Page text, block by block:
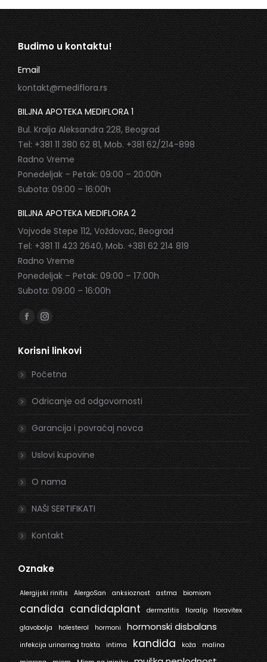
Budimo u kontaktu!
Email
kontakt@mediflora.rs
BILJNA APOTEKA MEDIFLORA 1
Bul. Kralja Aleksandra 228, Beograd
Tel: +381 11 380 62 81, Mob. +381 62/214-898
Radno Vreme
Ponedeljak – Petak: 09:00 – 20:00h
Subota: 09:00 – 16:00h
BILJNA APOTEKA MEDIFLORA 2
Vojvode Stepe 112, Voždovac, Beograd
Tel: +381 11 423 2640, Mob. +381 62 214 819
Radno Vreme
Ponedeljak – Petak: 09:00 – 17:00h
Subota: 09:00 – 16:00h
Find us on:
Facebook
page
opens
in
new
window
Instagram
page
opens
in
new
window
Korisni linkovi
Početna
Odricanje od odgovornosti
Garancija i povraćaj novca
Uslovi kupovine
O nama
NAŠI SERTIFIKATI
Kontakt
Oznake
Alergijski rinitis AlergoSan anksioznost astma biomiom
candida candidaplant dermatitis floralip
floravitex
glavobolja
holesterol hormoni hormonski disbalans
infekcija urinarnog trakta intima kandida koža
malina